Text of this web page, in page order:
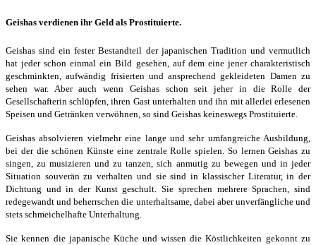
Geishas verdienen ihr Geld als Prostituierte.
Geishas sind ein fester Bestandteil der japanischen Tradition und vermutlich
hat jeder schon einmal ein Bild gesehen, auf dem eine jener charakteristisch
geschminkten, aufwändig frisierten und ansprechend gekleideten Damen zu
sehen war. Aber auch wenn Geishas schon seit jeher in die Rolle der
Gesellschafterin schlüpfen, ihren Gast unterhalten und ihn mit allerlei erlesenen
Speisen und Getränken verwöhnen, so sind Geishas keineswegs Prostituierte.
Geishas absolvieren vielmehr eine lange und sehr umfangreiche Ausbildung,
bei der die schönen Künste eine zentrale Rolle spielen. So lernen Geishas zu
singen, zu musizieren und zu tanzen, sich anmutig zu bewegen und in jeder
Situation souverän zu verhalten und sie sind in klassischer Literatur, in der
Dichtung und in der Kunst geschult. Sie sprechen mehrere Sprachen, sind
redegewandt und beherrschen die unterhaltsame, dabei aber unverfängliche und
stets schmeichelhafte Unterhaltung.
Sie kennen die japanische Küche und wissen die Köstlichkeiten gekonnt zu